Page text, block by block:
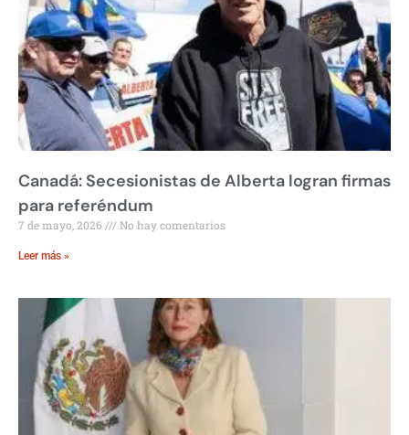
Canadá: Secesionistas de Alberta logran firmas
para referéndum
7 de mayo, 2026 No hay comentarios
Leer más »